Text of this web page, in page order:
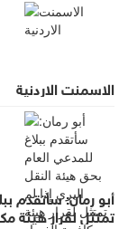
الاسمنت الاردنية
أبو رمان: سأتقدم
تمتثل لقرار هيئة